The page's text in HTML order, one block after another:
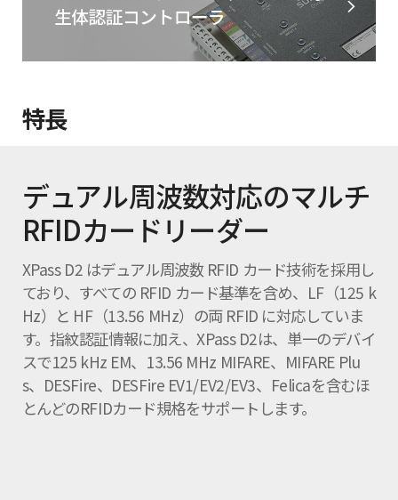
特長
デュアル周波数対応のマルチ
RFIDカードリーダー
XPass D2 はデュアル周波数 RFID カード技術を採用し
ており、すべての RFID カード基準を含め、LF（125 k
Hz）と HF（13.56 MHz）の両 RFID に対応していま
す。指紋認証情報に加え、XPass D2は、単一のデバイ
スで125 kHz EM、13.56 MHz MIFARE、MIFARE Plu
s、DESFire、DESFire EV1/EV2/EV3、Felicaを含むほ
とんどのRFIDカード規格をサポートします。